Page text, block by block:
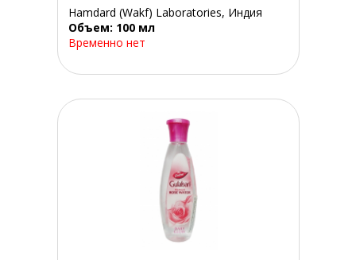
Hamdard (Wakf) Laboratories, Индия
Объем: 100 мл
Временно нет